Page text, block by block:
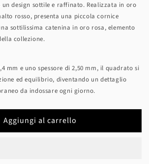
design sottile e raffinato. Realizzata in oro
rosso, presenta una piccola cornice
sottilissima catenina in oro rosa, elemento
collezione.
mm e uno spessore di 2,50 mm, il quadrato si
ed equilibrio, diventando un dettaglio
da indossare ogni giorno.
Aggiungi al carrello